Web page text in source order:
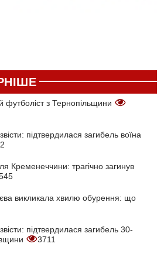
футболіст з Тернопільщини
підтвердилася загибель воїна
Кременеччини: трагічно загинув
викликала хвилю обурення: що
підтвердилася загибель 30-
3711